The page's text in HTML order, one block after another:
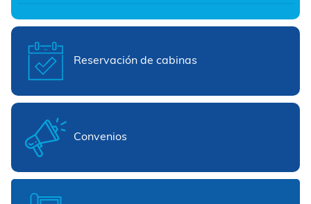
Reservación de cabinas
Convenios